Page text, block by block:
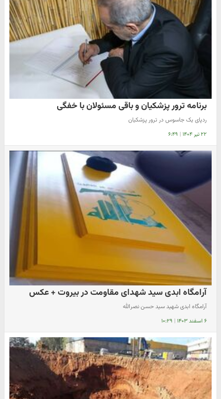
برنامه ترور پزشکیان و باقی مسئولان با خفگی
ردپای یک جاسوس در ترور پزشکیان
۲۲ تیر ۱۴۰۴ | ۶:۴۹
آرامگاه ابدی سید شهدای مقاومت در بیروت + عکس
آرامگاه ابدی شهید سید حسن نصرالله
۶ اسفند ۱۴۰۳ | ۱۰:۲۹